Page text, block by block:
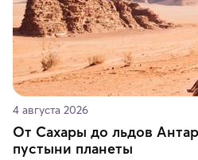
4 августа 2026
От Сахары до льдов
пустыни планеты